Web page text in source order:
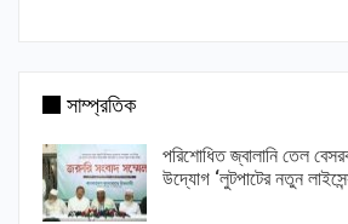
সাম্প্রতিক
পরিশোধিত জ্বালানি তেল
উদ্যোগ ‘লুটপাটের নতুন